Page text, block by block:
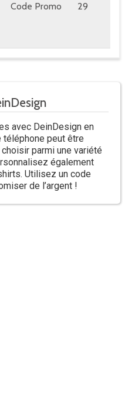
Code Promo 29
avec DeinDesign en
téléphone peut être
parmi une variété
également
Utilisez un code
de l’argent !